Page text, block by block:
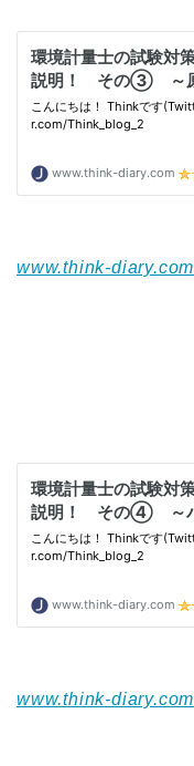
www.think-diary.com
www.think-diary.com